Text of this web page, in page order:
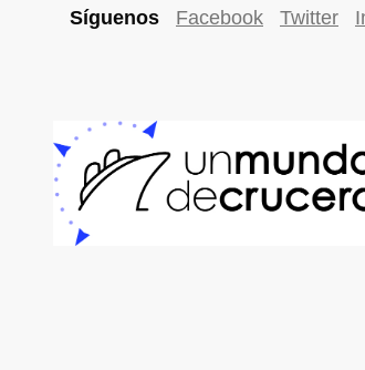
Síguenos Facebook Twitter